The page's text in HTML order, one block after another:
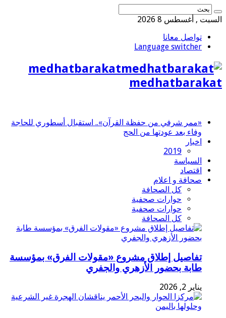
السبت , أغسطس 8 2026
تواصل معانا
Language switcher
medhatbarakat
medhatbarakat
«ممر شرفي من حفظة القرآن».. استقبال أسطوري للحاجة
وفاء بعد عودتها من الحج
اخبار
2019
السياسة
اقتصاد
صحافة و اعلام
كل الصحافة
حوارات صحفية
حوارات صحفية
كل الصحافة
تفاصيل إطلاق مشروع «مقولات الفرق» بمؤسسة
طابة بحضور الأزهري والجفري
يناير 2, 2026